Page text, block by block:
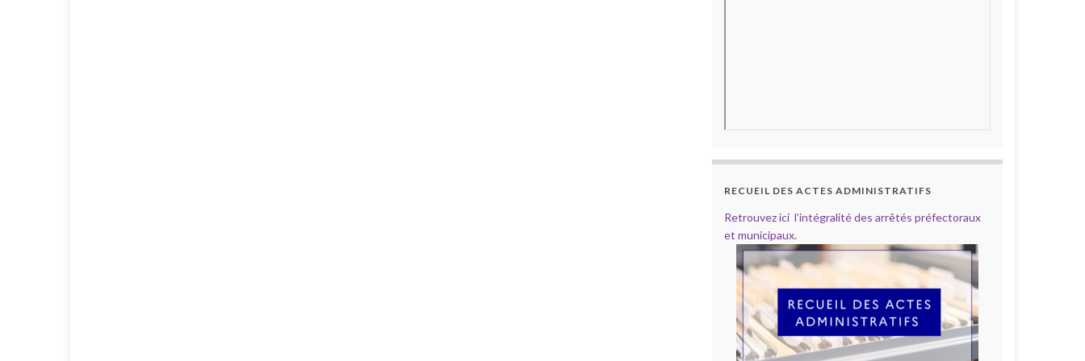
RECUEIL DES ACTES ADMINISTRATIFS
Retrouvez ici l’intégralité des arrêtés préfectoraux
et municipaux.